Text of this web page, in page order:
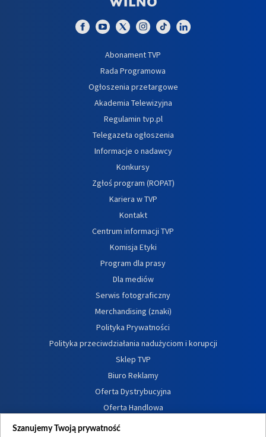
Abonament TVP
Rada Programowa
Ogłoszenia przetargowe
Akademia Telewizyjna
Regulamin tvp.pl
Telegazeta ogłoszenia
Informacje o nadawcy
Konkursy
Zgłoś program (ROPAT)
Kariera w TVP
Kontakt
Centrum informacji TVP
Komisja Etyki
Program dla prasy
Dla mediów
Serwis fotograficzny
Merchandising (znaki)
Polityka Prywatności
Polityka przeciwdziałania nadużyciom i korupcji
Sklep TVP
Biuro Reklamy
Oferta Dystrybucyjna
Oferta Handlowa
Dostępność
Szanujemy Twoją prywatność